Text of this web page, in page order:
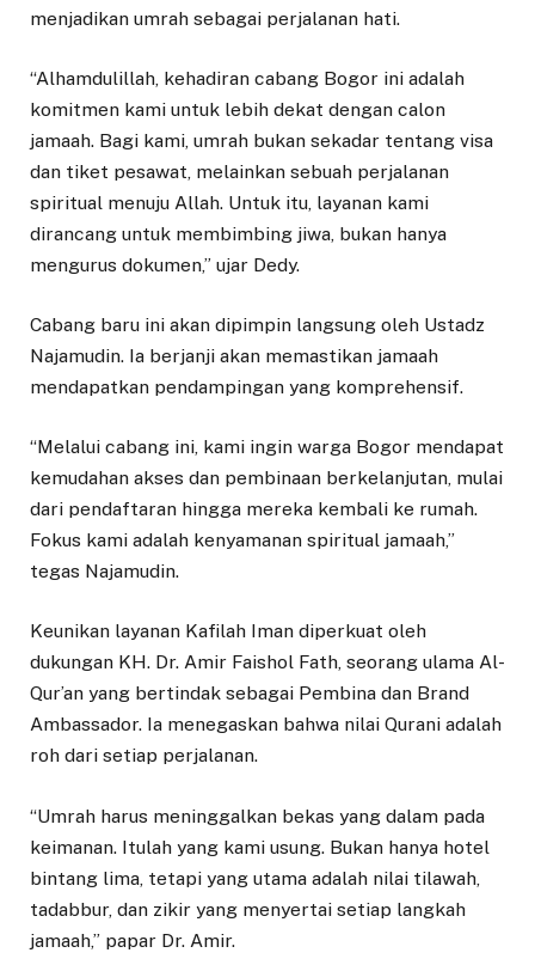
menjadikan umrah sebagai perjalanan hati.
“Alhamdulillah, kehadiran cabang Bogor ini adalah
komitmen kami untuk lebih dekat dengan calon
jamaah. Bagi kami, umrah bukan sekadar tentang visa
dan tiket pesawat, melainkan sebuah perjalanan
spiritual menuju Allah. Untuk itu, layanan kami
dirancang untuk membimbing jiwa, bukan hanya
mengurus dokumen,” ujar Dedy.
Cabang baru ini akan dipimpin langsung oleh Ustadz
Najamudin. Ia berjanji akan memastikan jamaah
mendapatkan pendampingan yang komprehensif.
“Melalui cabang ini, kami ingin warga Bogor mendapat
kemudahan akses dan pembinaan berkelanjutan, mulai
dari pendaftaran hingga mereka kembali ke rumah.
Fokus kami adalah kenyamanan spiritual jamaah,”
tegas Najamudin.
Keunikan layanan Kafilah Iman diperkuat oleh
dukungan KH. Dr. Amir Faishol Fath, seorang ulama Al-
Qur’an yang bertindak sebagai Pembina dan Brand
Ambassador. Ia menegaskan bahwa nilai Qurani adalah
roh dari setiap perjalanan.
“Umrah harus meninggalkan bekas yang dalam pada
keimanan. Itulah yang kami usung. Bukan hanya hotel
bintang lima, tetapi yang utama adalah nilai tilawah,
tadabbur, dan zikir yang menyertai setiap langkah
jamaah,” papar Dr. Amir.